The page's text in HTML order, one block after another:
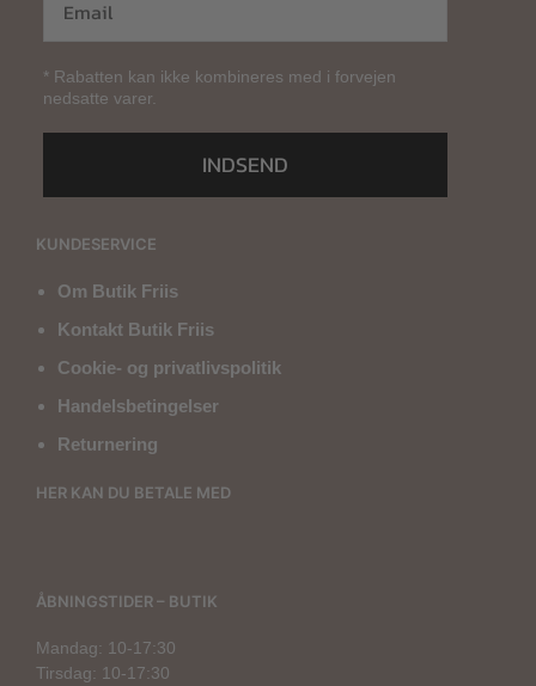
* Rabatten kan ikke kombineres med i forvejen
nedsatte varer.
INDSEND
KUNDESERVICE
Om Butik Friis
Kontakt Butik Friis
Cookie- og privatlivspolitik
Handelsbetingelser
Returnering
HER KAN DU BETALE MED
ÅBNINGSTIDER – BUTIK
Mandag: 10-17:30
Tirsdag: 10-17:30